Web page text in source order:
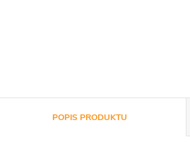
POPIS PRODUKTU